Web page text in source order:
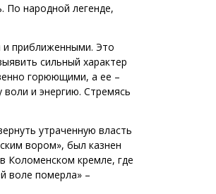
По народной легенде,
и приближенными. Это
сильный характер
горюющими, а ее –
и энергию. Стремясь
утраченную власть
вором», был казнен
Коломенском кремле, где
воле померла» –